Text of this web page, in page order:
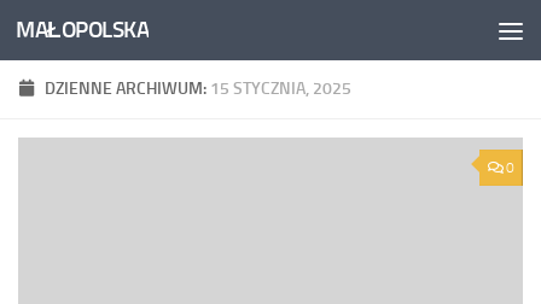
Skip to content
MAŁOPOLSKA
DZIENNE ARCHIWUM: 15 STYCZNIA, 2025
0